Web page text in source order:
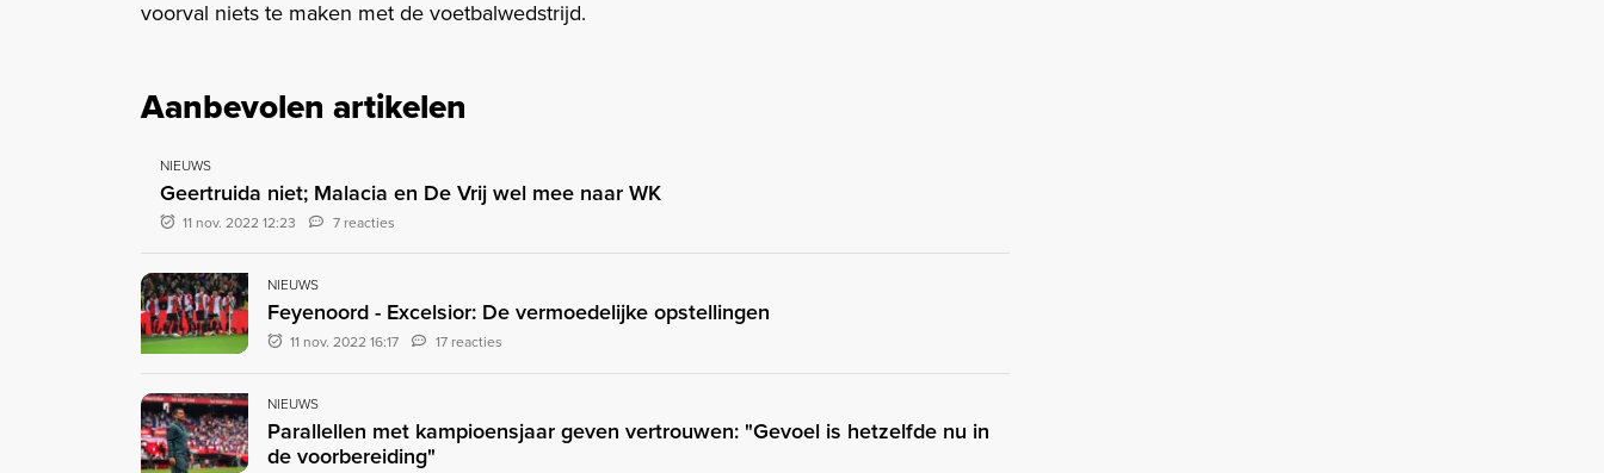
voorval niets te maken met de voetbalwedstrijd.
Aanbevolen artikelen
NIEUWS
Geertruida niet; Malacia en De Vrij wel mee naar WK
11 nov. 2022 12:23 7 reacties
NIEUWS
Feyenoord - Excelsior: De vermoedelijke opstellingen
11 nov. 2022 16:17 17 reacties
NIEUWS
Parallellen met kampioensjaar geven vertrouwen: "Gevoel is hetzelfde nu in
de voorbereiding"